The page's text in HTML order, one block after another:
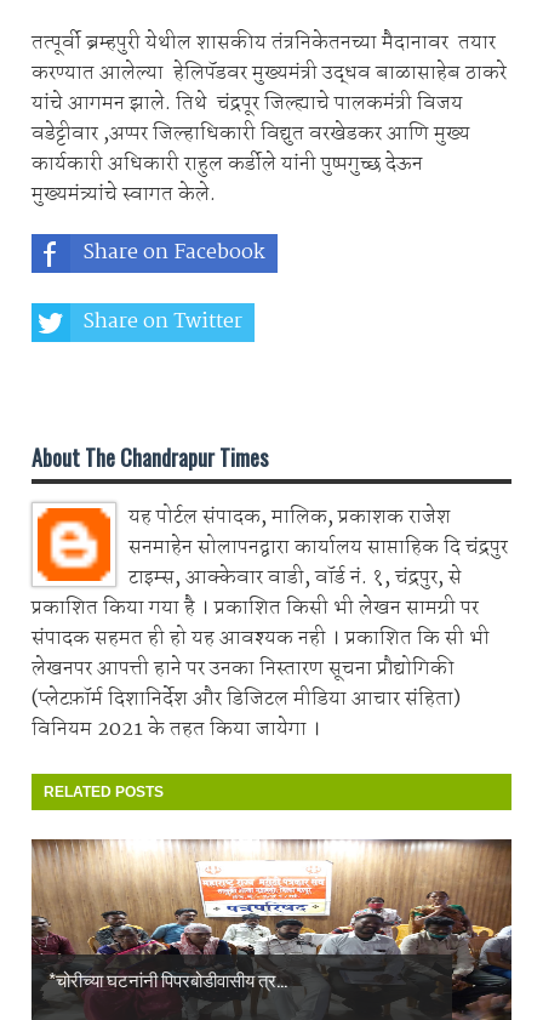
तत्पूर्वी ब्रम्हपुरी येथील शासकीय तंत्रनिकेतनच्या मैदानावर तयार
करण्यात आलेल्या हेलिपॅडवर मुख्यमंत्री उद्धव बाळासाहेब ठाकरे
यांचे आगमन झाले. तिथे चंद्रपूर जिल्ह्याचे पालकमंत्री विजय
वडेट्टीवार ,अप्पर जिल्हाधिकारी विद्युत वरखेडकर आणि मुख्य
कार्यकारी अधिकारी राहुल कर्डीले यांनी पुष्पगुच्छ देऊन
मुख्यमंत्र्यांचे स्वागत केले.
Share on Facebook
Share on Twitter
About The Chandrapur Times
यह पोर्टल संपादक, मालिक, प्रकाशक राजेश
सनमाहेन सोलापनद्वारा कार्यालय साप्ताहिक दि चंद्रपुर
टाइम्स, आक्केवार वाडी, वॉर्ड नं. १, चंद्रपुर, से
प्रकाशित किया गया है । प्रकाशित किसी भी लेखन सामग्री पर
संपादक सहमत ही हो यह आवश्यक नही । प्रकाशित कि सी भी
लेखनपर आपत्ती हाने पर उनका निस्तारण सूचना प्रौद्योगिकी
(प्लेटफ़ॉर्म दिशानिर्देश और डिजिटल मीडिया आचार संहिता)
विनियम 2021 के तहत किया जायेगा ।
RELATED POSTS
*चोरीच्या घटनांनी पिपरबोडीवासीय त्र...